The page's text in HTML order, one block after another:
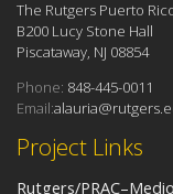
Project Links
Rutgers/
The Rutgers Puerto
B200 Lucy Stone Hall
Piscataway, NJ 08854
Phone: 848-445-0011
Email: